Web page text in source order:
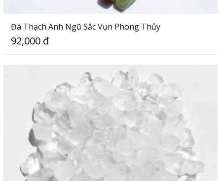
Đá Thạch Anh Ngũ Sắc Vụn Phong Thủy
92,000 đ